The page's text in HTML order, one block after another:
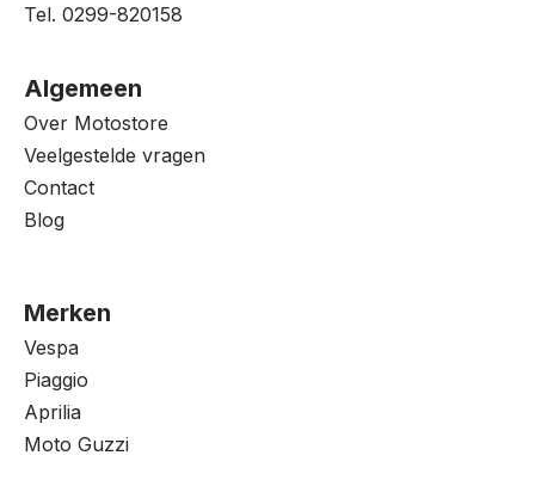
Tel. 0299-820158
Algemeen
Over Motostore
Veelgestelde vragen
Contact
Blog
Merken
Vespa
Piaggio
Aprilia
Moto Guzzi